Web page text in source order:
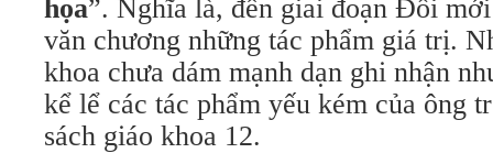
họa”. Nghĩa là, đến giai đoạn Đổi
văn chương những tác phẩm giá trị.
khoa chưa dám mạnh dạn ghi nhận
kể lể các tác phẩm yếu kém của ông
sách giáo khoa 12.